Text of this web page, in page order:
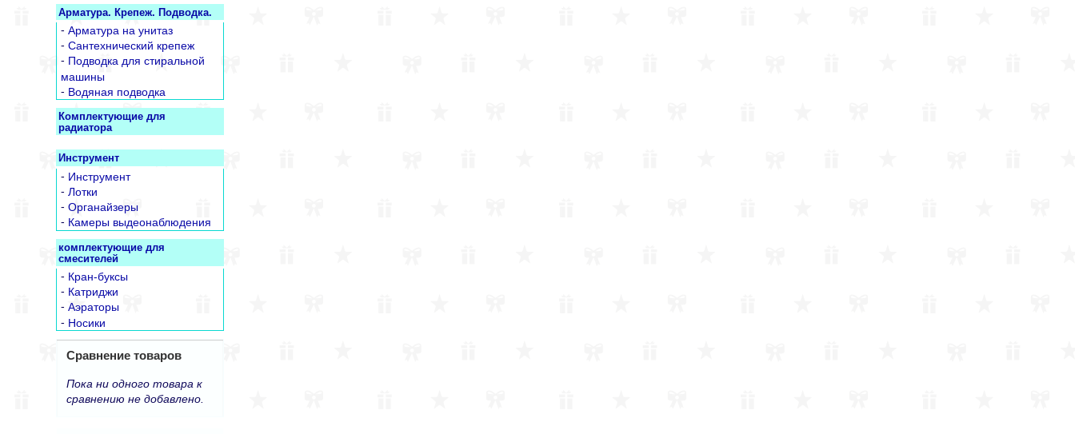
Арматура. Крепеж. Подводка.
- Арматура на унитаз
- Сантехнический крепеж
- Подводка для стиральной
машины
- Водяная подводка
Комплектующие для
радиатора
Инструмент
- Инструмент
- Лотки
- Органайзеры
- Камеры выдеонаблюдения
комплектующие для
смесителей
- Кран-буксы
- Катриджи
- Аэраторы
- Носики
Сравнение товаров
Пока ни одного товара к
сравнению не добавлено.